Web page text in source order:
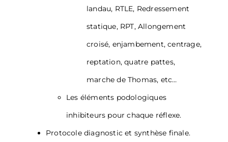
landau, RTLE, Redressement
statique, RPT, Allongement
croisé, enjambement, centrage,
reptation, quatre pattes,
marche de Thomas, etc…
Les éléments podologiques
inhibiteurs pour chaque réflexe.
Protocole diagnostic et synthèse finale.